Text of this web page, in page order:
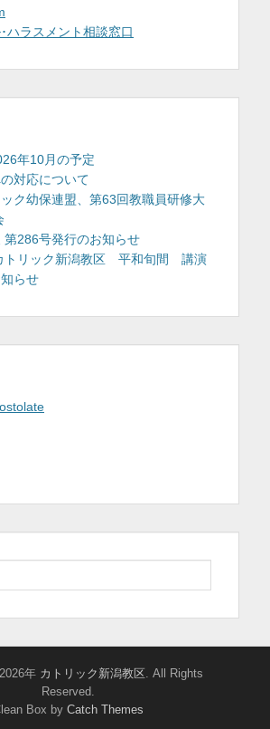
ハラスメント相談窓口
年10月の予定
対応について
ク幼保連盟、第63回教職員研修大
第286号発行のお知らせ
リック新潟教区 平和旬間 講演
らせ
年 カトリック新潟教区. All Rights
Reserved.
Box by Catch Themes